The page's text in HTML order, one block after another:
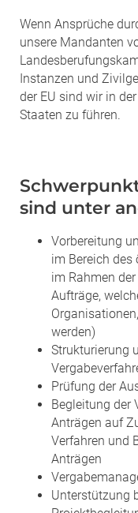
Wenn Ansprüche
unsere Mandanten
Instanzen und
der EU sind wir in
Staaten zu führen.
sind unter
Vorbereitung
im Bereich des
im Rahmen
Aufträge,
werden)
Strukturierung
Prüfung der
Begleitung der
Anträgen auf
Verfahren und
Anträgen
Unterstützung